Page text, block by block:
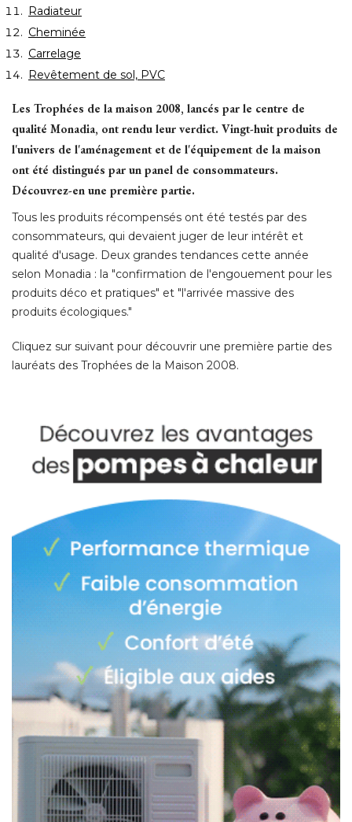
Radiateur
Cheminée
Carrelage
Revêtement de sol, PVC
Les Trophées de la maison 2008, lancés par le centre de
qualité Monadia, ont rendu leur verdict. Vingt-huit produits de
l'univers de l'aménagement et de l'équipement de la maison
ont été distingués par un panel de consommateurs.
Découvrez-en une première partie.
Tous les produits récompensés ont été testés par des
consommateurs, qui devaient juger de leur intérêt et
qualité d'usage. Deux grandes tendances cette année
selon Monadia : la "confirmation de l'engouement pour les
produits déco et pratiques" et "l'arrivée massive des
produits écologiques."
Cliquez sur suivant pour découvrir une première partie des
lauréats des Trophées de la Maison 2008.